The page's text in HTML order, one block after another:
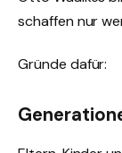
schaffen nur
Gründe dafür: